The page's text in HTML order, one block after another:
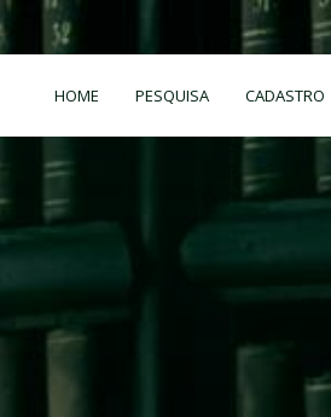
HOME PESQUISA CADASTRO